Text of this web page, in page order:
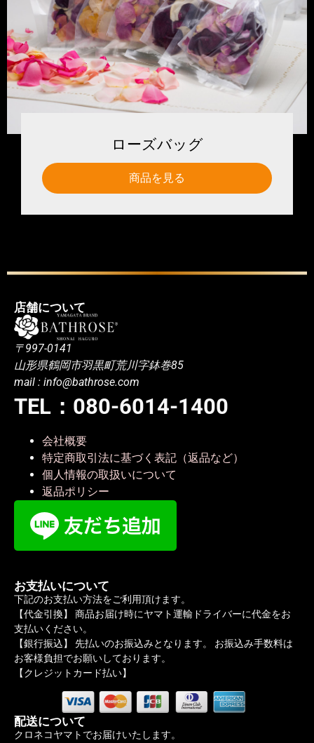
ローズバッグ
商品を見る
店舗について
〒997-0141
山形県鶴岡市羽黒町荒川字鉢巻85
mail : info@bathrose.com
TEL：080-6014-1400
会社概要
特定商取引法に基づく表記（返品など）
個人情報の取扱いについて
返品ポリシー
お支払いについて
下記のお支払い方法をご利用頂けます。
【代金引換】 商品お届け時にヤマト運輸ドライバーに代金をお
支払いください。
【銀行振込】 先払いのお振込みとなります。 お振込み手数料は
お客様負担でお願いしております。
【クレジットカード払い】
配送について
クロネコヤマトでお届けいたします。